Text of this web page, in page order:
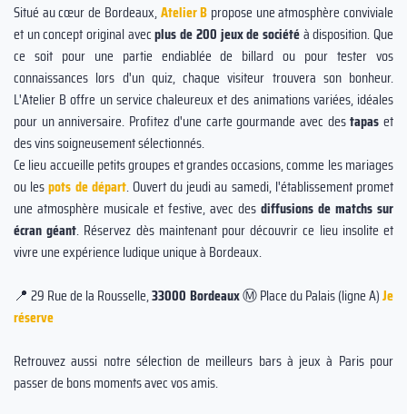
Situé au cœur de Bordeaux,Atelier B propose une atmosphère conviviale
et un concept original avecplus de 200 jeux de sociétéà disposition. Que
ce soit pour une partie endiablée de billard ou pour tester vos
connaissances lors d'un quiz, chaque visiteur trouvera son bonheur.
L'Atelier B offre un service chaleureux et des animations variées, idéales
pour un anniversaire. Profitez d'une carte gourmande avec destapas et
des vins soigneusement sélectionnés.
Ce lieu accueille petits groupes et grandes occasions, comme les mariages
ou lespots de départ. Ouvert du jeudi au samedi, l'établissement promet
une atmosphère musicale et festive, avec des diffusions de matchs sur
écran géant. Réservez dès maintenant pour découvrir ce lieu insolite et
vivre une expérience ludique unique à Bordeaux.
📍 29 Rue de la Rousselle,33000 BordeauxⓂ️ Place du Palais (ligne A)Je
réserve
Retrouvez aussi notre sélection de meilleurs bars à jeux à Paris pour
passer de bons moments avec vos amis.